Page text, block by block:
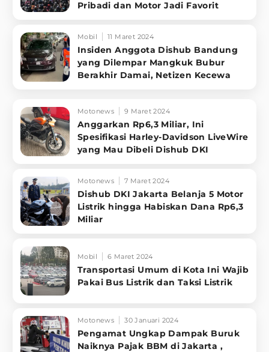
Pribadi dan Motor Jadi Favorit
Mobil 11 Maret 2024
Insiden Anggota Dishub Bandung
yang Dilempar Mangkuk Bubur
Berakhir Damai, Netizen Kecewa
Motonews 9 Maret 2024
Anggarkan Rp6,3 Miliar, Ini
Spesifikasi Harley-Davidson LiveWire
yang Mau Dibeli Dishub DKI
Motonews 7 Maret 2024
Dishub DKI Jakarta Belanja 5 Motor
Listrik hingga Habiskan Dana Rp6,3
Miliar
Mobil 6 Maret 2024
Transportasi Umum di Kota Ini Wajib
Pakai Bus Listrik dan Taksi Listrik
Motonews 30 Januari 2024
Pengamat Ungkap Dampak Buruk
Naiknya Pajak BBM di Jakarta ,